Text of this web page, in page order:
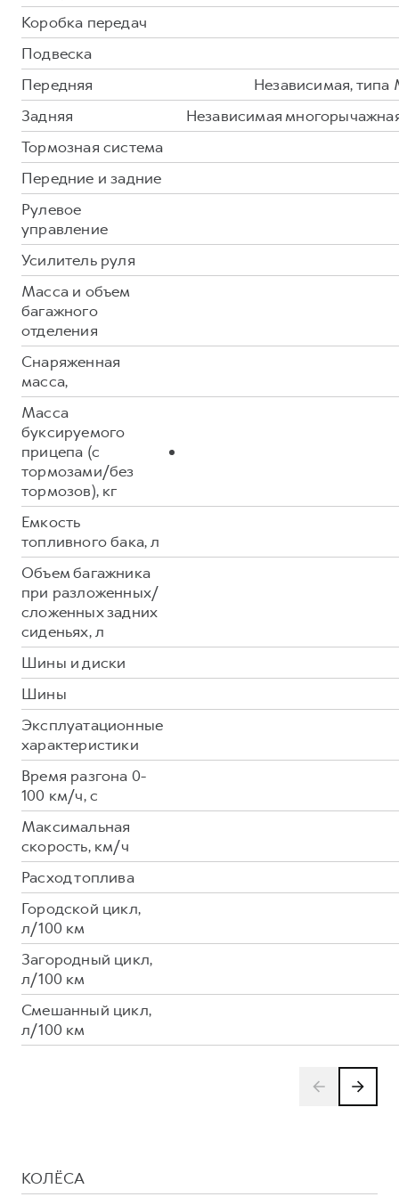
HAVAL Лизинг
АКСЕССУАРЫ HAVAL
Автомобильные аксессуары
Коллекция CITY
Коллекция Базовая
Коллекция Детская
АКСЕССУАРЫ HAVAL
Автомобильные аксессуары
Коллекция CITY
Коллекция Базовая
Коллекция Детская
Коробка передач
Подвеска
Передняя
Независимая, типа
Задняя
Независимая
Тормозная система
Передние и задние
Рулевое
управление
Усилитель руля
Масса и объем
багажного
отделения
Снаряженная
масса,
Масса
буксируемого
прицепа (с
тормозами/без
тормозов), кг
Емкость
топливного бака, л
Объем багажника
при разложенных/
сложенных задних
сиденьях, л
Шины и диски
Шины
Эксплуатационные
характеристики
Время разгона 0-
100 км/ч, с
Максимальная
скорость, км/ч
Расход топлива
Городской цикл,
л/100 км
Загородный цикл,
л/100 км
Смешанный цикл,
л/100 км
КОЛЁСА